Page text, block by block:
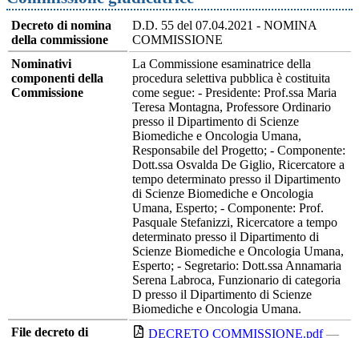
Decreto di nomina
della commissione
D.D. 55 del 07.04.2021 - NOMINA
COMMISSIONE
Nominativi
componenti della
Commissione
La Commissione esaminatrice della
procedura selettiva pubblica è costituita
come segue: - Presidente: Prof.ssa Maria
Teresa Montagna, Professore Ordinario
presso il Dipartimento di Scienze
Biomediche e Oncologia Umana,
Responsabile del Progetto; - Componente:
Dott.ssa Osvalda De Giglio, Ricercatore a
tempo determinato presso il Dipartimento
di Scienze Biomediche e Oncologia
Umana, Esperto; - Componente: Prof.
Pasquale Stefanizzi, Ricercatore a tempo
determinato presso il Dipartimento di
Scienze Biomediche e Oncologia Umana,
Esperto; - Segretario: Dott.ssa Annamaria
Serena Labroca, Funzionario di categoria
D presso il Dipartimento di Scienze
Biomediche e Oncologia Umana.
File decreto di
DECRETO COMMISSIONE.pdf —